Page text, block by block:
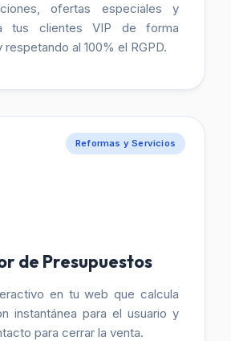
ofertas especiales y
tus clientes VIP de forma
al 100% el RGPD.
Reformas y Servicios
de Presupuestos
en tu web que calcula
instantánea para el usuario y
para cerrar la venta.